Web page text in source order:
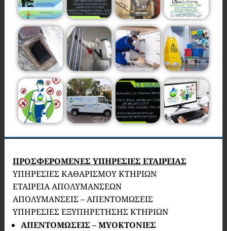
ΠΡΟΣΦΕΡΟΜΕΝΕΣ ΥΠΗΡΕΣΙΕΣ ΕΤΑΙΡΕΙΑΣ
ΥΠΗΡΕΣΙΕΣ ΚΑΘΑΡΙΣΜΟΥ ΚΤΗΡΙΩΝ
ΕΤΑΙΡΕΙΑ ΑΠΟΛΥΜΑΝΣΕΩΝ
ΑΠΟΛΥΜΑΝΣΕΙΣ – ΑΠΕΝΤΟΜΩΣΕΙΣ
ΥΠΗΡΕΣΙΕΣ ΕΞΥΠΗΡΕΤΗΣΗΣ ΚΤΗΡΙΩΝ
ΑΠΕΝΤΟΜΩΣΕΙΣ – ΜΥΟΚΤΟΝΙΕΣ